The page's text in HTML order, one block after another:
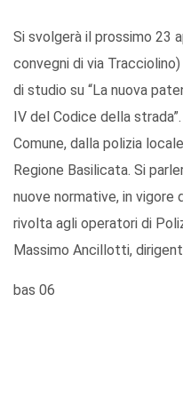
Si svolgerà il prossimo 23
convegni di via
di studio su “La nuova
IV del Codice della
Comune, dalla polizia
Regione Basilicata. Si
nuove normative, in vigore
rivolta agli operatori di
Massimo Ancillotti,
bas 06